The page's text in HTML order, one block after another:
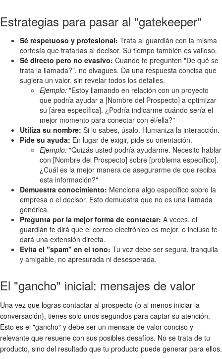
Estrategias para pasar al "gatekeeper"
Sé respetuoso y profesional: Trata al guardián con la misma
cortesía que tratarías al decisor. Su tiempo también es valioso.
Sé directo pero no evasivo: Cuando te pregunten "De qué se
trata la llamada?", no divagues. Da una respuesta concisa que
sugiera un valor, sin revelar todos los detalles.
Ejemplo: "Estoy llamando en relación con un proyecto
que podría ayudar a [Nombre del Prospecto] a optimizar
su [área específica]. ¿Podría indicarme cuándo sería el
mejor momento para conectar con él/ella?"
Utiliza su nombre: Si lo sabes, úsalo. Humaniza la interacción.
Pide su ayuda: En lugar de exigir, pide su orientación.
Ejemplo: "Quizás usted podría ayudarme. Necesito hablar
con [Nombre del Prospecto] sobre [problema específico].
¿Cuál es la mejor manera de asegurarme de que reciba
esta información?"
Demuestra conocimiento: Menciona algo específico sobre la
empresa o el decisor. Esto demuestra que no es una llamada
genérica.
Pregunta por la mejor forma de contactar: A veces, el
guardián te dirá que el correo electrónico es mejor, o incluso te
dará una extensión directa.
Evita el "spam" en el tono: Tu voz debe ser segura, tranquila
y amigable, no apresurada ni desesperada.
El "gancho" inicial: mensajes de valor
Una vez que logras contactar al prospecto (o al menos iniciar la
conversación), tienes solo unos segundos para captar su atención.
Esto es el "gancho" y debe ser un mensaje de valor conciso y
relevante que resuene con sus posibles desafíos. No se trata de tu
producto, sino del resultado que tu producto puede generar para ellos.